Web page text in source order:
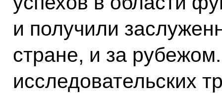
и получили
стране, и за
исследовательских